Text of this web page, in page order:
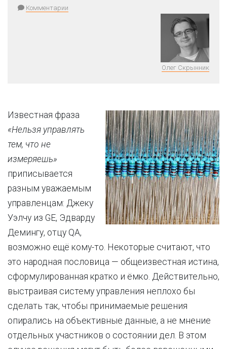
Комментарии
Олег Скрынник
Известная фраза
«Нельзя управлять
тем, что не
измеряешь»
приписывается
разным уважаемым
управленцам: Джеку
Уэлчу из GE, Эдварду
Демингу, отцу QA,
возможно ещё кому-то. Некоторые считают, что
это народная пословица — общеизвестная истина,
сформулированная кратко и ёмко. Действительно,
выстраивая систему управления неплохо бы
сделать так, чтобы принимаемые решения
опирались на объективные данные, а не мнение
отдельных участников о состоянии дел. В этом